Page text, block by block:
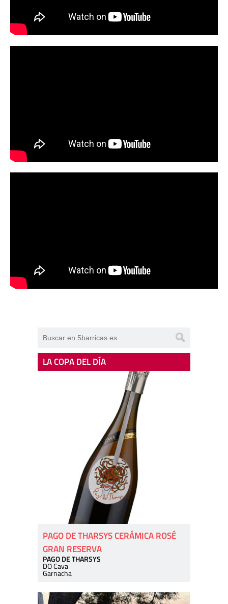
LA COPA DEL DÍA
PAGO DE THARSYS CERÁMICA ROSÉ
GRAN RESERVA
PAGO DE THARSYS
DO Cava
Garnacha